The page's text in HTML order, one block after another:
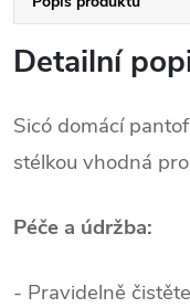
Detailní
Sicó domácí
stélkou vhodná
Péče a údržba:
- Pravidelně